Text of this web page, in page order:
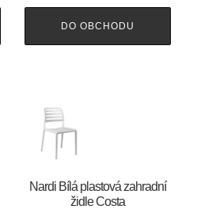
DO OBCHODU
Nardi Bílá plastová zahradní
židle Costa